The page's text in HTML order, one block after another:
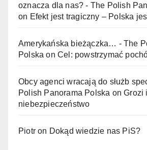
oznacza dla nas? - The Polish
on Efekt jest tragiczny – Polska
Amerykańska bieżączka… - The
Polska onCel: powstrzymać
Obcy agenci wracają do służb
Polish Panorama Polska onGrozi
niebezpieczeństwo
Piotr on Dokąd wiedzie nas PiS?